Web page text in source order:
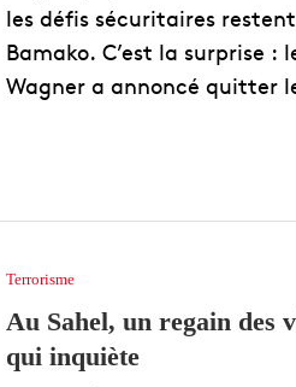
les défis sécuritaires
Bamako. C’est la surprise
Wagner a annoncé quitter
Terrorisme
Au Sahel, un regain des
qui inquiète